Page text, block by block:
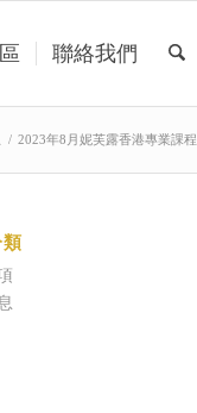
聯絡我們
/ 2023年8月妮芙露香港專業課程